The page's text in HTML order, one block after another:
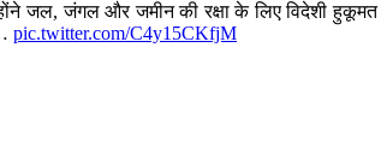
जल, जंगल और जमीन की रक्षा के लिए विदेशी
pic.twitter.com/C4y15CKfjM